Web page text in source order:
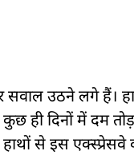
सवाल उठने लगे हैं।
दिनों में दम
से इस एक्स्प्रेसवे